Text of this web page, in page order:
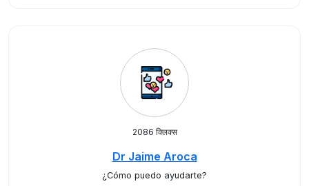
2086 क्लिक्स
Dr Jaime Aroca
¿Cómo puedo ayudarte?